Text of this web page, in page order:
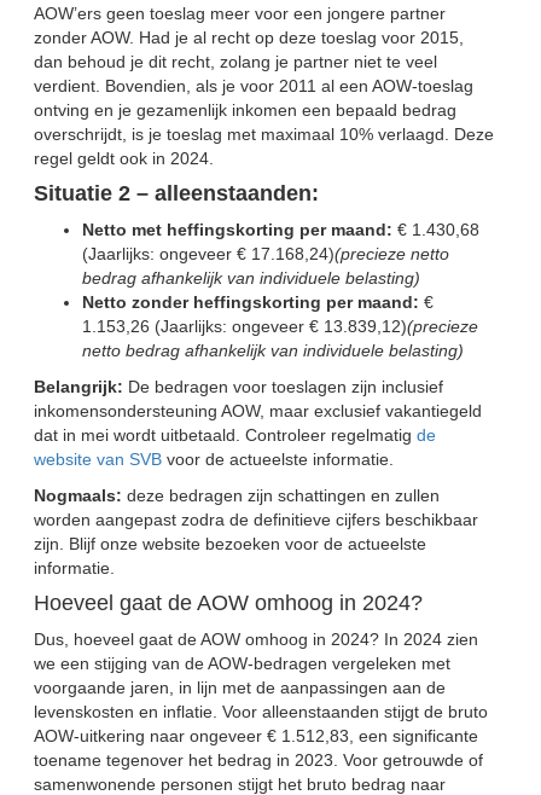
AOW’ers geen toeslag meer voor een jongere partner
zonder AOW. Had je al recht op deze toeslag voor 2015,
dan behoud je dit recht, zolang je partner niet te veel
verdient. Bovendien, als je voor 2011 al een AOW-toeslag
ontving en je gezamenlijk inkomen een bepaald bedrag
overschrijdt, is je toeslag met maximaal 10% verlaagd. Deze
regel geldt ook in 2024.
Situatie 2 – alleenstaanden:
Netto met heffingskorting per maand: € 1.430,68
(Jaarlijks: ongeveer € 17.168,24)(precieze netto
bedrag afhankelijk van individuele belasting)
Netto zonder heffingskorting per maand: €
1.153,26 (Jaarlijks: ongeveer € 13.839,12)(precieze
netto bedrag afhankelijk van individuele belasting)
Belangrijk: De bedragen voor toeslagen zijn inclusief
inkomensondersteuning AOW, maar exclusief vakantiegeld
dat in mei wordt uitbetaald. Controleer regelmatig de
website van SVB voor de actueelste informatie.
Nogmaals: deze bedragen zijn schattingen en zullen
worden aangepast zodra de definitieve cijfers beschikbaar
zijn. Blijf onze website bezoeken voor de actueelste
informatie.
Hoeveel gaat de AOW omhoog in 2024?
Dus, hoeveel gaat de AOW omhoog in 2024? In 2024 zien
we een stijging van de AOW-bedragen vergeleken met
voorgaande jaren, in lijn met de aanpassingen aan de
levenskosten en inflatie. Voor alleenstaanden stijgt de bruto
AOW-uitkering naar ongeveer € 1.512,83, een significante
toename tegenover het bedrag in 2023. Voor getrouwde of
samenwonende personen stijgt het bruto bedrag naar